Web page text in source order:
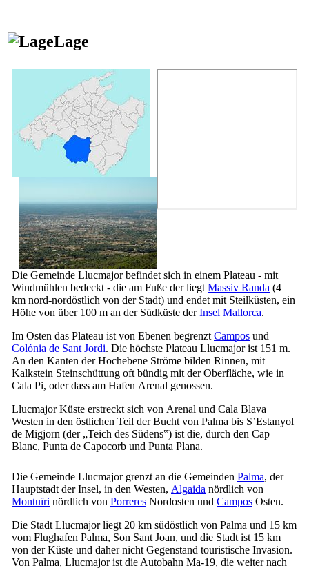
Lage
Die Gemeinde Llucmajorbefindet sich in einem Plateau - mit
Windmühlen bedeckt - die am Fuße der liegt Massiv Randa (4
km nord-nordöstlich von der Stadt) und endet mit Steilküsten, ein
Höhe von über 100 m an der Südküste derInsel Mallorca.
Im Osten das Plateau ist von Ebenen begrenzt Campos und
Colónia de Sant Jordi. Die höchste Plateau Llucmajor ist 151 m.
An den Kanten der Hochebene Ströme bilden Rinnen, mit
Kalkstein Steinschüttung oft bündig mit der Oberfläche, wie in
Cala Pi, oder dass am Hafen Arenal genossen.
LlucmajorKüste erstreckt sich von Arenal und Cala Blava
Westen in den östlichen Teil der Bucht von Palma bis S’Estanyol
de Migjorn (der „Teich des Südens‟) ist die, durch den Cap
Blanc, Punta de Capocorb und Punta Plana.
Die Gemeinde Llucmajorgrenzt an die Gemeinden Palma, der
Hauptstadt der Insel, in den Westen, Algaida nördlich von
Montuïri nördlich von Porreres Nordosten und Campos Osten.
Die Stadt Llucmajorliegt 20 km südöstlich von Palma und 15 km
vom Flughafen Palma, Son Sant Joan, und die Stadt ist 15 km
von der Küste und daher nicht Gegenstand touristische Invasion.
Von Palma, Llucmajorist die Autobahn Ma-19, die weiter nach